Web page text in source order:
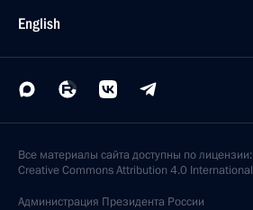
English
Все материалы сайта доступны по лицензии:
Creative Commons Attribution 4.0 International
Администрация Президента России